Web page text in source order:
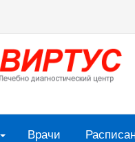
Врачи